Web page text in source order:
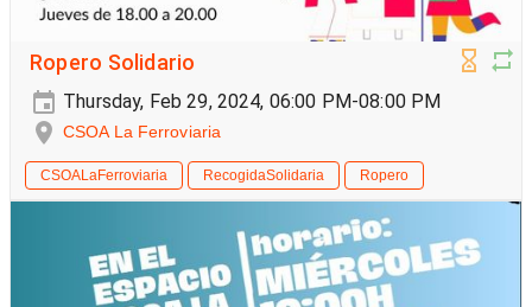
Ropero Solidario
Thursday, Feb 29, 2024, 06:00 PM-08:00 PM
CSOA La Ferroviaria
CSOALaFerroviaria RecogidaSolidaria Ropero